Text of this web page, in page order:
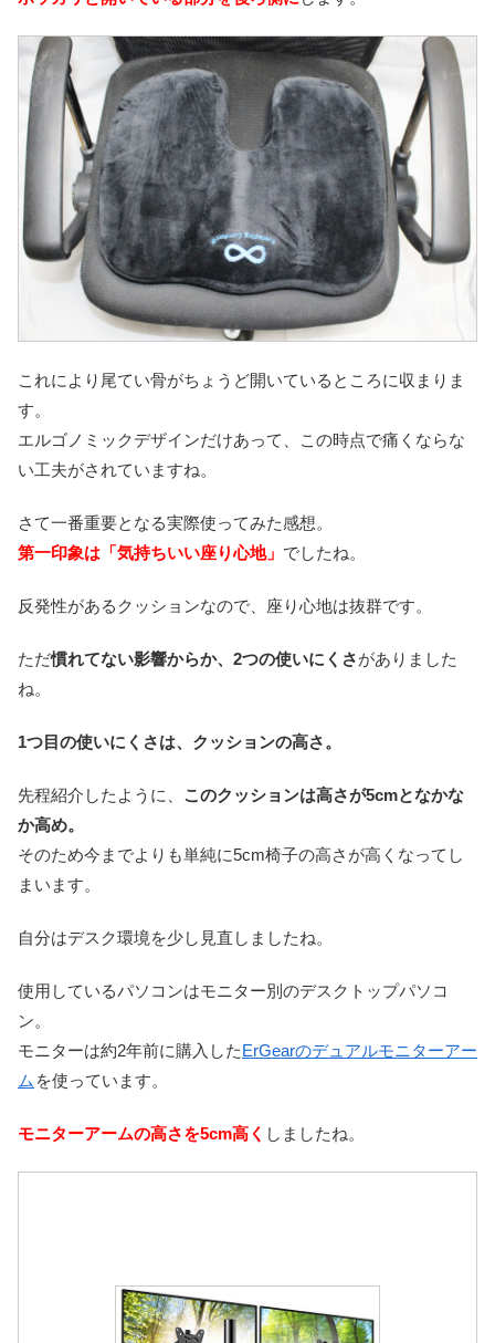
これにより尾てい骨がちょうど開いているところに収まりま
す。
エルゴノミックデザインだけあって、この時点で痛くならな
い工夫がされていますね。
さて一番重要となる実際使ってみた感想。
第一印象は「気持ちいい座り心地」 でしたね。
反発性があるクッションなので、座り心地は抜群です。
ただ慣れてない影響からか、2つの使いにくさがありました
ね。
1つ目の使いにくさは、クッションの高さ。
先程紹介したように、 このクッションは高さが5cmとなかな
か高め。
そのため今までよりも単純に5cm椅子の高さが高くなってし
まいます。
自分はデスク環境を少し見直しましたね。
使用しているパソコンはモニター別のデスクトップパソコ
ン。
モニターは約2年前に購入した ErGearのデュアルモニターアー
ム を使っています。
モニターアームの高さを5cm高く しましたね。